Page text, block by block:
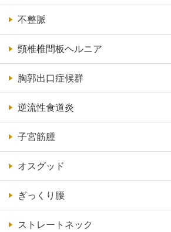
不整脈
頸椎椎間板ヘルニア
胸郭出口症候群
逆流性食道炎
子宮筋腫
オスグッド
ぎっくり腰
ストレートネック